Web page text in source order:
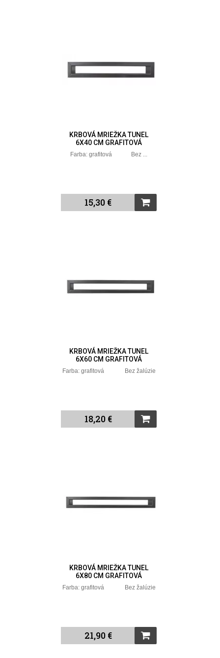
KRBOVÁ MRIEŽKA TUNEL
6X40 CM GRAFITOVÁ
Farba: grafitová Bez ...
15,30 €
KRBOVÁ MRIEŽKA TUNEL
6X60 CM GRAFITOVÁ
Farba: grafitová Bez žalúzie
18,20 €
KRBOVÁ MRIEŽKA TUNEL
6X80 CM GRAFITOVÁ
Farba: grafitová Bez žalúzie
21,90 €